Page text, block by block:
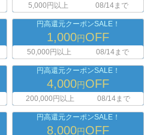
5,000円以上 08/14まで
円高還元クーポンSALE！
1,000円OFF
50,000円以上 08/14まで
円高還元クーポンSALE！
4,000円OFF
200,000円以上 08/14まで
円高還元クーポンSALE！
8,000円OFF